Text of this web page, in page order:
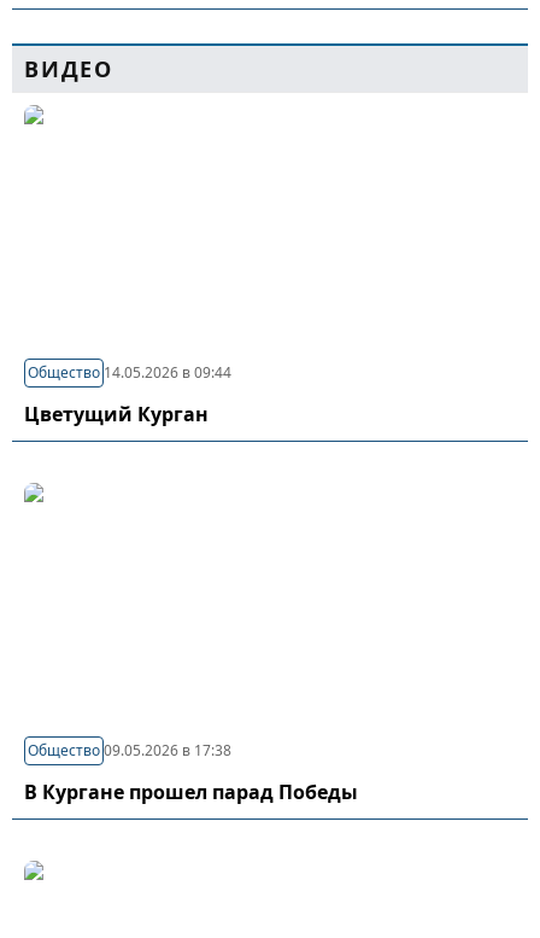
ВИДЕО
Общество 14.05.2026 в 09:44
Цветущий Курган
Общество09.05.2026 в 17:38
В Кургане прошел парад Победы